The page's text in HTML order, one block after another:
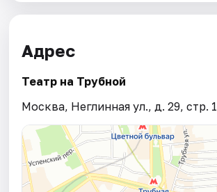
Адрес
Театр на Трубной
Москва, Неглинная ул., д. 29, стр. 1